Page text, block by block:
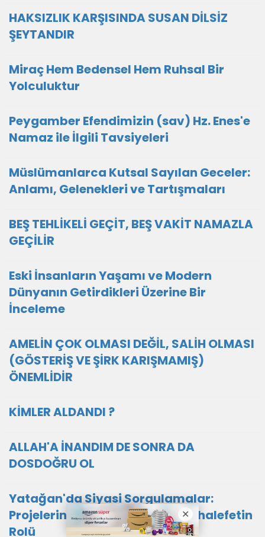
HAKSIZLIK KARŞISINDA SUSAN DİLSİZ
ŞEYTANDIR
Miraç Hem Bedensel Hem Ruhsal Bir
Yolculuktur
Peygamber Efendimizin (sav) Hz. Enes'e
Namaz ile İlgili Tavsiyeleri
Müslümanlarca Kutsal Sayılan Geceler:
Anlamı, Gelenekleri ve Tartışmaları
BEŞ TEHLİKELİ GEÇİT, BEŞ VAKİT NAMAZLA
GEÇİLİR
Eski İnsanların Yaşamı ve Modern
Dünyanın Getirdikleri Üzerine Bir
İnceleme
AMELİN ÇOK OLMASI DEĞİL, SALİH OLMASI
(GÖSTERİŞ VE ŞİRK KARIŞMAMIŞ)
ÖNEMLİDİR
KİMLER ALDANDI ?
ALLAH'A İNANDIM DE SONRA DA
DOSDOĞRU OL
Yatağan'da Siyasi Sorgulamalar:
Projelerin Sahiplenilmesi ve Muhalefetin
Rolü